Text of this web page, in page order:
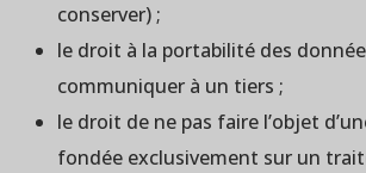
conserver) ;
le droit à la portabilité des
communiquer à un tiers ;
le droit de ne pas faire l’objet
fondée exclusivement sur un